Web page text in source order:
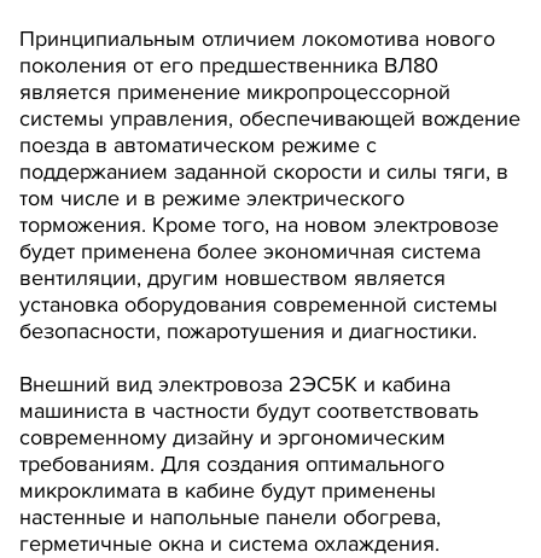
Принципиальным отличием локомотива нового
поколения от его предшественника ВЛ80
является применение микропроцессорной
системы управления, обеспечивающей вождение
поезда в автоматическом режиме с
поддержанием заданной скорости и силы тяги, в
том числе и в режиме электрического
торможения. Кроме того, на новом электровозе
будет применена более экономичная система
вентиляции, другим новшеством является
установка оборудования современной системы
безопасности, пожаротушения и диагностики.
Внешний вид электровоза 2ЭС5К и кабина
машиниста в частности будут соответствовать
современному дизайну и эргономическим
требованиям. Для создания оптимального
микроклимата в кабине будут применены
настенные и напольные панели обогрева,
герметичные окна и система охлаждения.